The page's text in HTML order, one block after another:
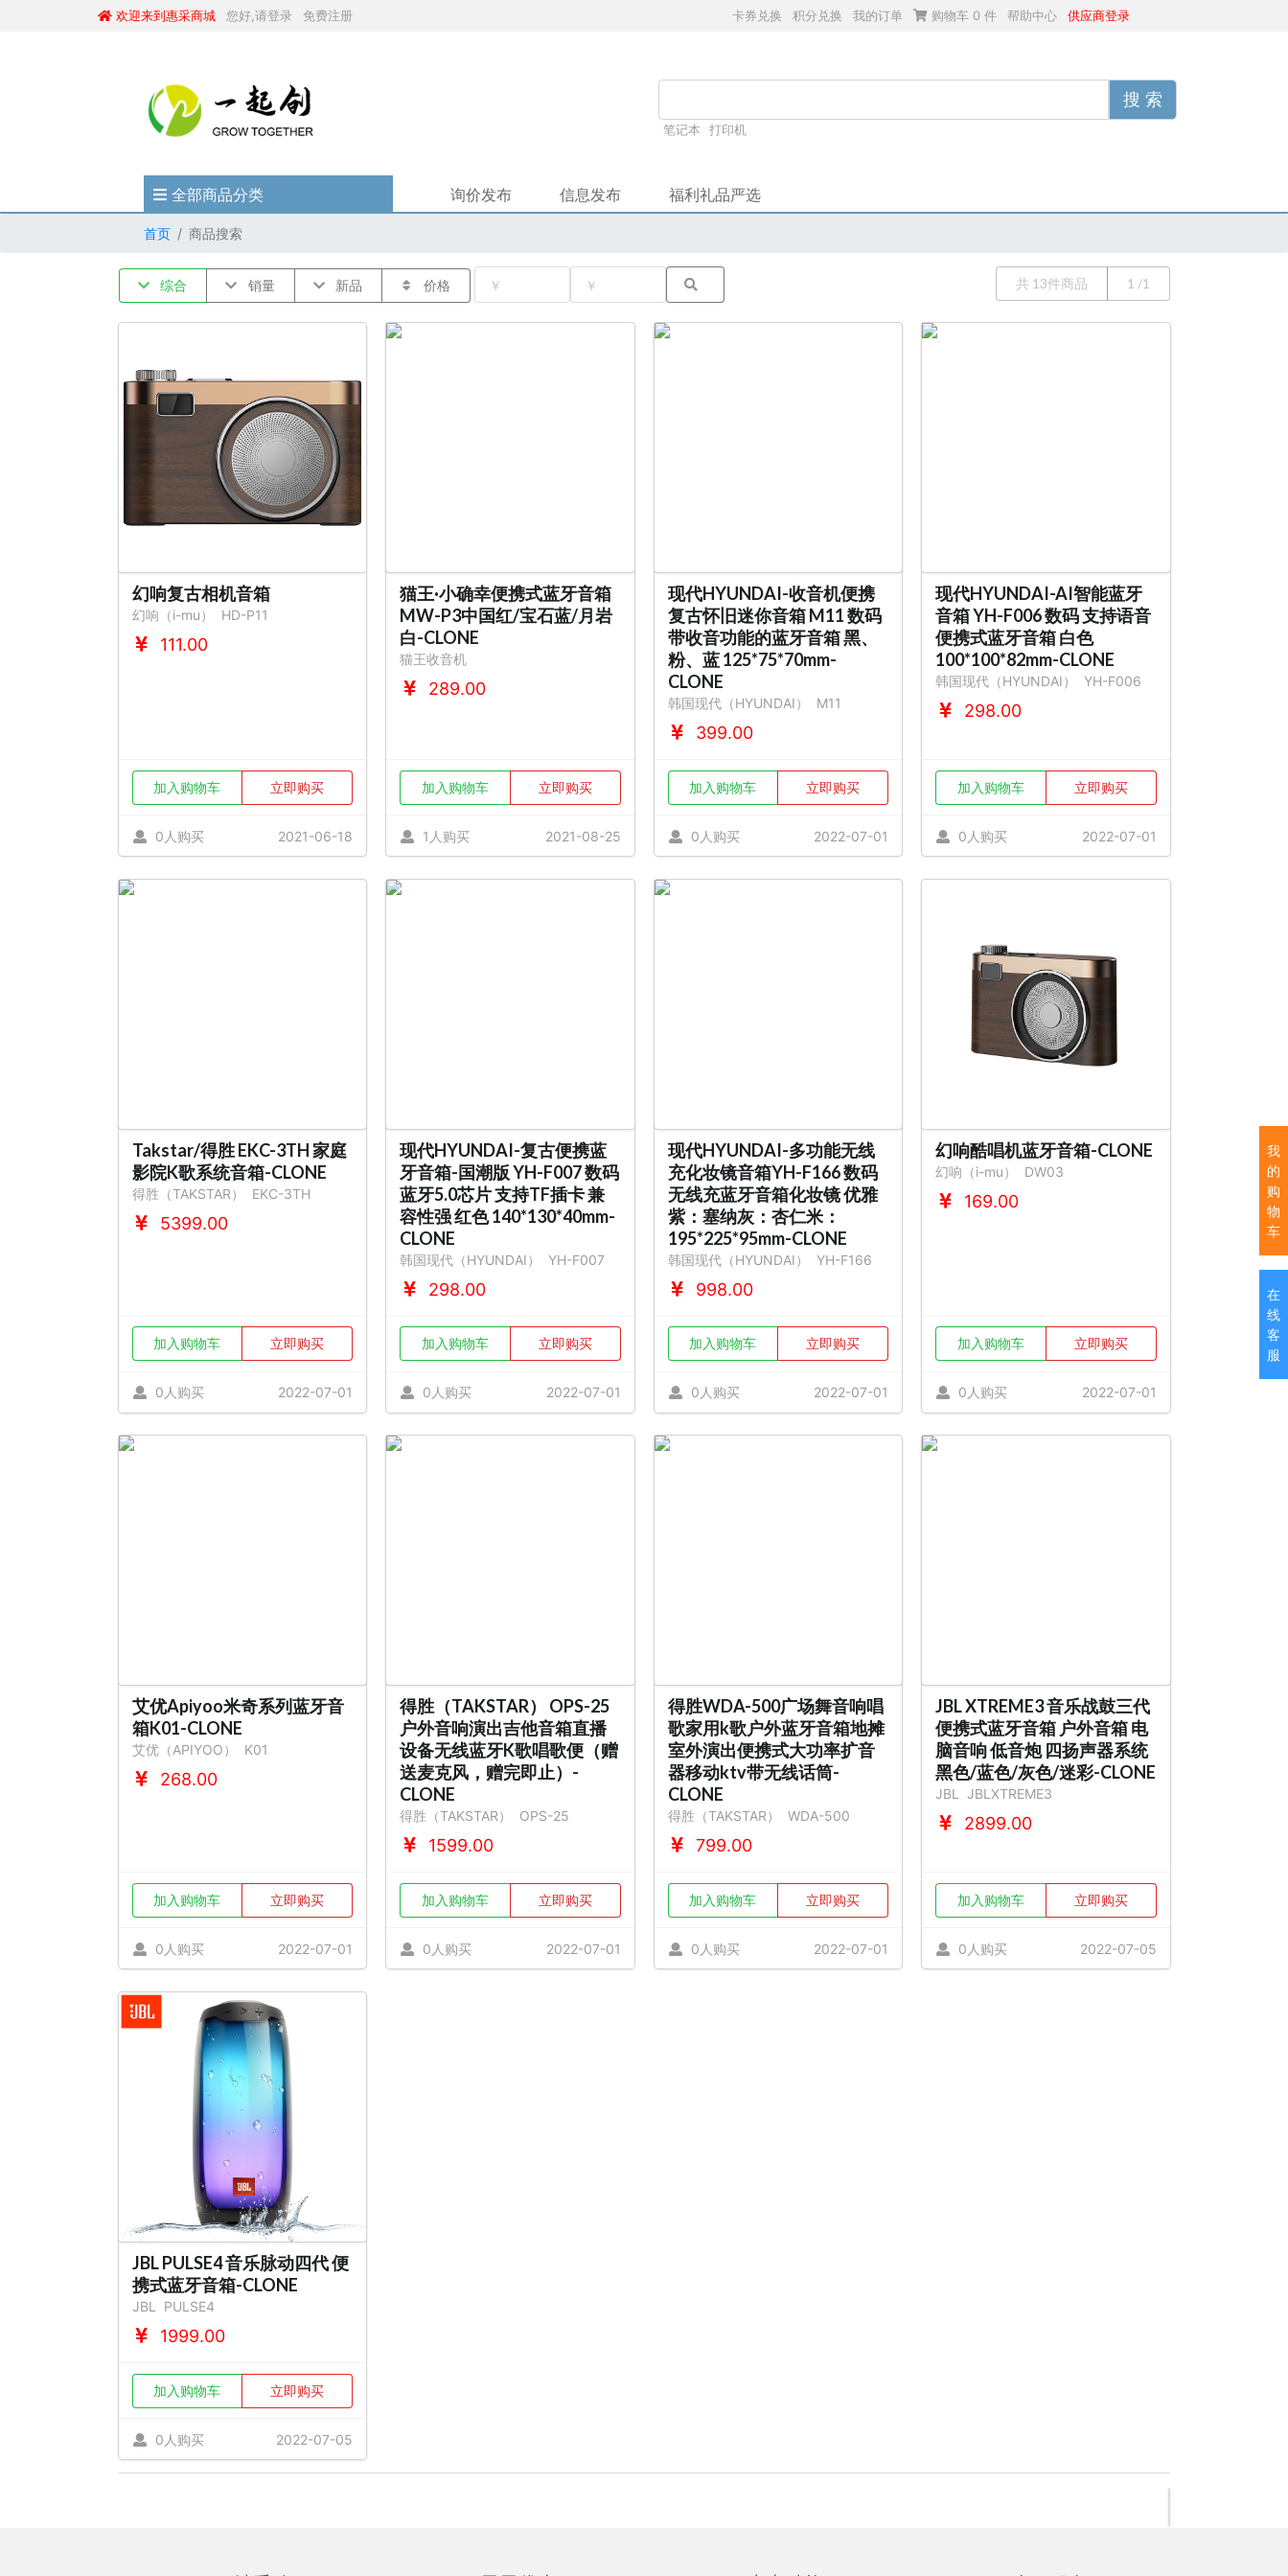
欢迎来到惠采商城 您好,请登录 免费注册 卡券兑换 积分兑换 我的订单 购物车 0 件 帮助中心 供应商登录
搜 索
笔记本 打印机
全部商品分类 询价发布 信息发布 福利礼品严选
首页 商品搜索
综合 销量 新品 价格 共 13件商品 1 /1
幻响复古相机音箱
幻响（i-mu） HD-P11
111.00
加入购物车 立即购买
2021-06-18
0人购买
猫王·小确幸便携式蓝牙音箱
MW-P3中国红/宝石蓝/月岩
白-CLONE
猫王收音机
289.00
加入购物车 立即购买
2021-08-25
1人购买
现代HYUNDAI-收音机便携
复古怀旧迷你音箱 M11 数码
带收音功能的蓝牙音箱 黑、
粉、蓝 125*75*70mm-
CLONE
韩国现代（HYUNDAI） M11
399.00
加入购物车 立即购买
2022-07-01
0人购买
现代HYUNDAI-AI智能蓝牙
音箱 YH-F006 数码 支持语音
便携式蓝牙音箱 白色
100*100*82mm-CLONE
韩国现代（HYUNDAI） YH-F006
298.00
加入购物车 立即购买
2022-07-01
0人购买
Takstar/得胜 EKC-3TH 家庭
影院K歌系统音箱-CLONE
得胜（TAKSTAR） EKC-3TH
5399.00
加入购物车 立即购买
2022-07-01
0人购买
现代HYUNDAI-复古便携蓝
牙音箱-国潮版 YH-F007 数码
蓝牙5.0芯片 支持TF插卡 兼
容性强 红色 140*130*40mm-
CLONE
韩国现代（HYUNDAI） YH-F007
298.00
加入购物车 立即购买
2022-07-01
0人购买
现代HYUNDAI-多功能无线
充化妆镜音箱YH-F166 数码
无线充蓝牙音箱化妆镜 优雅
紫：塞纳灰：杏仁米：
195*225*95mm-CLONE
韩国现代（HYUNDAI） YH-F166
998.00
加入购物车 立即购买
2022-07-01
0人购买
幻响酷唱机蓝牙音箱-CLONE
幻响（i-mu） DW03
169.00
加入购物车 立即购买
2022-07-01
0人购买
艾优Apiyoo米奇系列蓝牙音
箱K01-CLONE
艾优（APIYOO） K01
268.00
加入购物车 立即购买
2022-07-01
0人购买
得胜（TAKSTAR） OPS-25
户外音响演出吉他音箱直播
设备无线蓝牙K歌唱歌便（赠
送麦克风，赠完即止）-
CLONE
得胜（TAKSTAR） OPS-25
1599.00
加入购物车 立即购买
2022-07-01
0人购买
得胜WDA-500广场舞音响唱
歌家用k歌户外蓝牙音箱地摊
室外演出便携式大功率扩音
器移动ktv带无线话筒-
CLONE
得胜（TAKSTAR） WDA-500
799.00
加入购物车 立即购买
2022-07-01
0人购买
JBL XTREME3 音乐战鼓三代
便携式蓝牙音箱 户外音箱 电
脑音响 低音炮 四扬声器系统
黑色/蓝色/灰色/迷彩-CLONE
JBL JBLXTREME3
2899.00
加入购物车 立即购买
2022-07-05
0人购买
JBL PULSE4 音乐脉动四代 便
携式蓝牙音箱-CLONE
JBL PULSE4
1999.00
加入购物车 立即购买
2022-07-05
0人购买
我
的
购
物
车
在
线
客
服